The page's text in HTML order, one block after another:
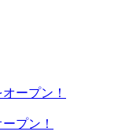
プン！